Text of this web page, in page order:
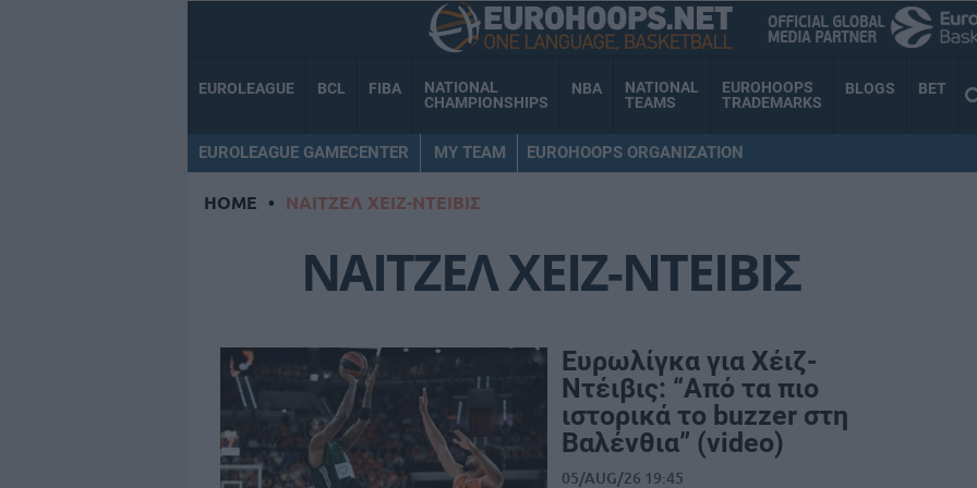
EUROLEAGUE BCL FIBA
NATIONAL
CHAMPIONSHIPS
NBA
NATIONAL
TEAMS
EUROHOOPS
TRADEMARKS
BLOGS BET
EUROLEAGUE GAMECENTER MY TEAM EUROHOOPS ORGANIZATION
HOME • ΝΑΙΤΖΕΛ ΧΕΙΖ-ΝΤΕΙΒΙΣ
ΝΑΙΤΖΕΛ ΧΕΙΖ-ΝΤΕΙΒΙΣ
Ευρωλίγκα για Χέιζ-
Ντέιβις: “Από τα πιο
ιστορικά το buzzer στη
Βαλένθια” (video)
05/AUG/26 19:45